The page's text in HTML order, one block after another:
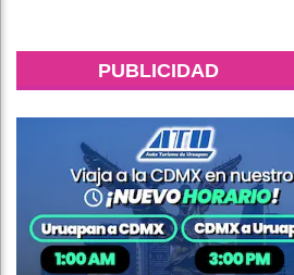
PUBLICIDAD